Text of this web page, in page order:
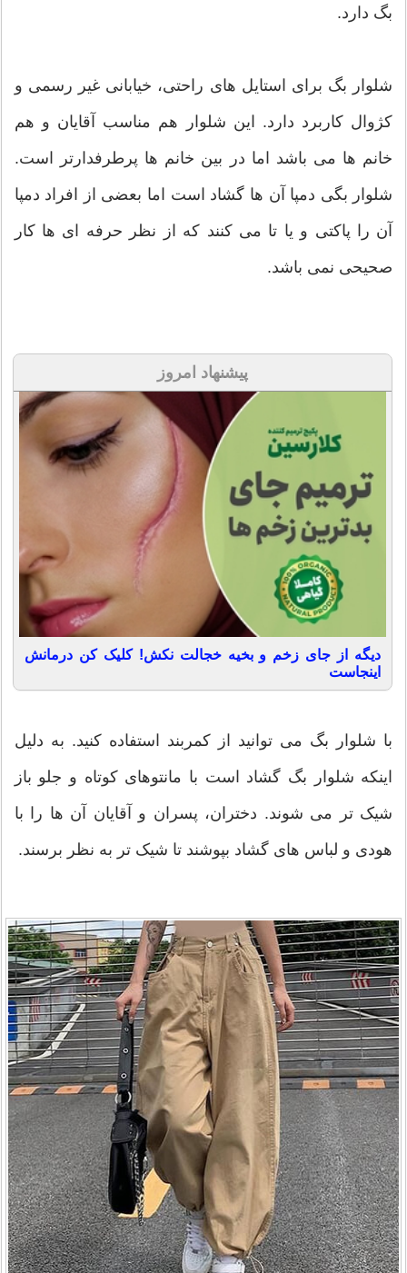
بگ دارد.
شلوار بگ برای استایل های راحتی، خیابانی غیر رسمی و
کژوال کاربرد دارد. این شلوار هم مناسب آقایان و هم
خانم ها می باشد اما در بین خانم ها پرطرفدارتر است.
شلوار بگی دمپا آن ها گشاد است اما بعضی از افراد دمپا
آن را پاکتی و یا تا می کنند که از نظر حرفه ای ها کار
صحیحی نمی باشد.
پیشنهاد امروز
دیگه از جای زخم و بخیه خجالت نکش! کلیک کن درمانش
اینجاست
با شلوار بگ می توانید از کمربند استفاده کنید. به دلیل
اینکه شلوار بگ گشاد است با مانتوهای کوتاه و جلو باز
شیک تر می شوند. دختران، پسران و آقایان آن ها را با
هودی و لباس های گشاد بپوشند تا شیک تر به نظر برسند.